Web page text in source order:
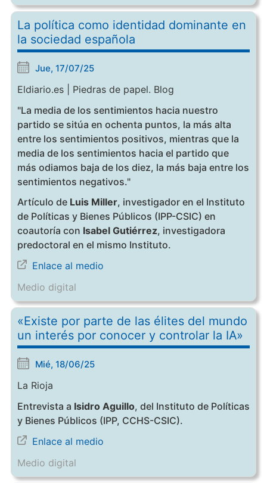
La política como identidad dominante en
la sociedad española
Jue, 17/07/25
Eldiario.es | Piedras de papel. Blog
"La media de los sentimientos hacia nuestro
partido se sitúa en ochenta puntos, la más alta
entre los sentimientos positivos, mientras que la
media de los sentimientos hacia el partido que
más odiamos baja de los diez, la más baja entre los
sentimientos negativos."
Artículo de Luis Miller, investigador en el Instituto
de Políticas y Bienes Públicos (IPP-CSIC) en
coautoría con Isabel Gutiérrez, investigadora
predoctoral en el mismo Instituto.
Enlace al medio
Medio digital
«Existe por parte de las élites del mundo
un interés por conocer y controlar la IA»
Mié, 18/06/25
La Rioja
Entrevista a Isidro Aguillo, del Instituto de Políticas
y Bienes Públicos (IPP, CCHS-CSIC).
Enlace al medio
Medio digital